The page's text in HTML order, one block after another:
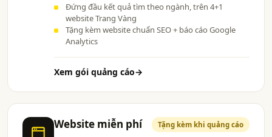
Đứng đầu kết quả tìm theo ngành, trên 4+1
website Trang Vàng
Tặng kèm website chuẩn SEO + báo cáo Google
Analytics
Xem gói quảng cáo→
Website miễn phí Tặng kèm khi quảng cáo